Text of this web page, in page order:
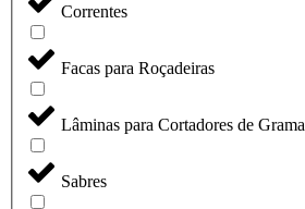
Correntes
Facas para Roçadeiras
Lâminas para Cortadores de Grama
Sabres